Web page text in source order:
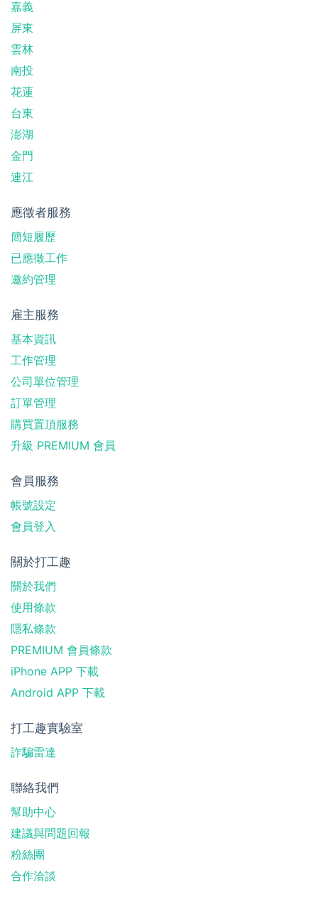
嘉義
屏東
雲林
南投
花蓮
台東
澎湖
金門
連江
應徵者服務
簡短履歷
已應徵工作
邀約管理
雇主服務
基本資訊
工作管理
公司單位管理
訂單管理
購買置頂服務
升級 PREMIUM 會員
會員服務
帳號設定
會員登入
關於打工趣
關於我們
使用條款
隱私條款
PREMIUM 會員條款
iPhone APP 下載
Android APP 下載
打工趣實驗室
詐騙雷達
聯絡我們
幫助中心
建議與問題回報
粉絲團
合作洽談